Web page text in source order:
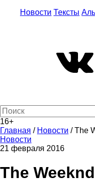
Новости Тексты
16+
Главная / Новости /The
Новости
21 февраля 2016
The